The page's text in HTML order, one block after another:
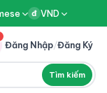
đ VND
Tìm kiếm
Đăng Nhập/Đăng Ký